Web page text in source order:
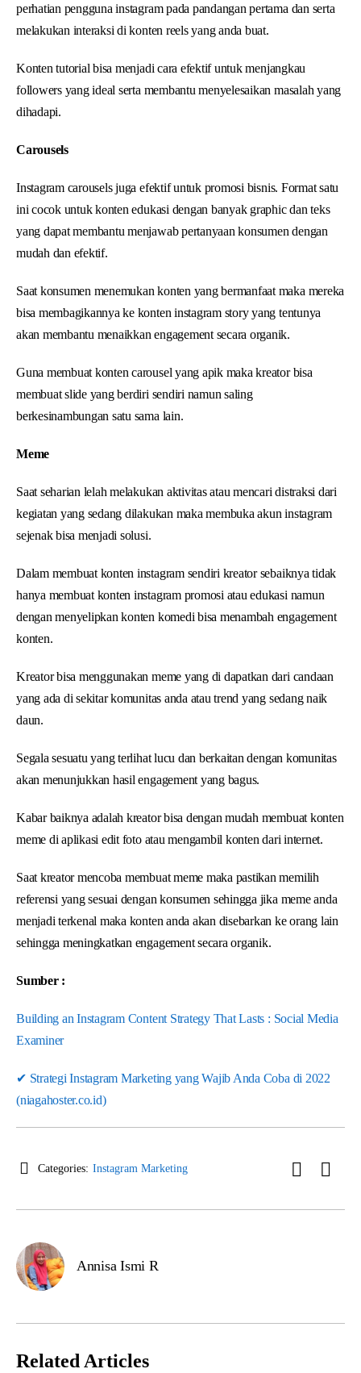
perhatian pengguna instagram pada pandangan pertama dan serta
melakukan interaksi di konten reels yang anda buat.
Konten tutorial bisa menjadi cara efektif untuk menjangkau
followers yang ideal serta membantu menyelesaikan masalah yang
dihadapi.
Carousels
Instagram carousels juga efektif untuk promosi bisnis. Format satu
ini cocok untuk konten edukasi dengan banyak graphic dan teks
yang dapat membantu menjawab pertanyaan konsumen dengan
mudah dan efektif.
Saat konsumen menemukan konten yang bermanfaat maka mereka
bisa membagikannya ke konten instagram story yang tentunya
akan membantu menaikkan engagement secara organik.
Guna membuat konten carousel yang apik maka kreator bisa
membuat slide yang berdiri sendiri namun saling
berkesinambungan satu sama lain.
Meme
Saat seharian lelah melakukan aktivitas atau mencari distraksi dari
kegiatan yang sedang dilakukan maka membuka akun instagram
sejenak bisa menjadi solusi.
Dalam membuat konten instagram sendiri kreator sebaiknya tidak
hanya membuat konten instagram promosi atau edukasi namun
dengan menyelipkan konten komedi bisa menambah engagement
konten.
Kreator bisa menggunakan meme yang di dapatkan dari candaan
yang ada di sekitar komunitas anda atau trend yang sedang naik
daun.
Segala sesuatu yang terlihat lucu dan berkaitan dengan komunitas
akan menunjukkan hasil engagement yang bagus.
Kabar baiknya adalah kreator bisa dengan mudah membuat konten
meme di aplikasi edit foto atau mengambil konten dari internet.
Saat kreator mencoba membuat meme maka pastikan memilih
referensi yang sesuai dengan konsumen sehingga jika meme anda
menjadi terkenal maka konten anda akan disebarkan ke orang lain
sehingga meningkatkan engagement secara organik.
Sumber :
Building an Instagram Content Strategy That Lasts : Social Media
Examiner
✔ Strategi Instagram Marketing yang Wajib Anda Coba di 2022
(niagahoster.co.id)
Categories: Instagram Marketing
Annisa Ismi R
Related Articles